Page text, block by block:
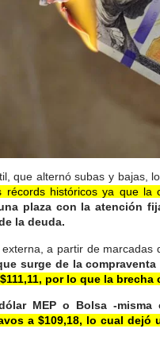
que alternó subas y bajas,
récords históricos ya que la
plaza con la atención
la deuda.
a partir de
surge de la
por lo que la
MEP o Bolsa -misma
a $109,18, lo cual dejó